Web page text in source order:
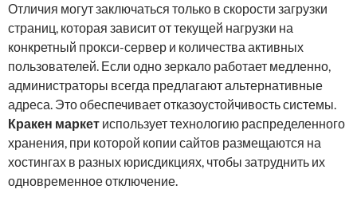
Отличия могут заключаться только в скорости загрузки
страниц, которая зависит от текущей нагрузки на
конкретный прокси-сервер и количества активных
пользователей. Если одно зеркало работает медленно,
администраторы всегда предлагают альтернативные
адреса. Это обеспечивает отказоустойчивость системы.
Кракен маркет использует технологию распределенного
хранения, при которой копии сайтов размещаются на
хостингах в разных юрисдикциях, чтобы затруднить их
одновременное отключение.